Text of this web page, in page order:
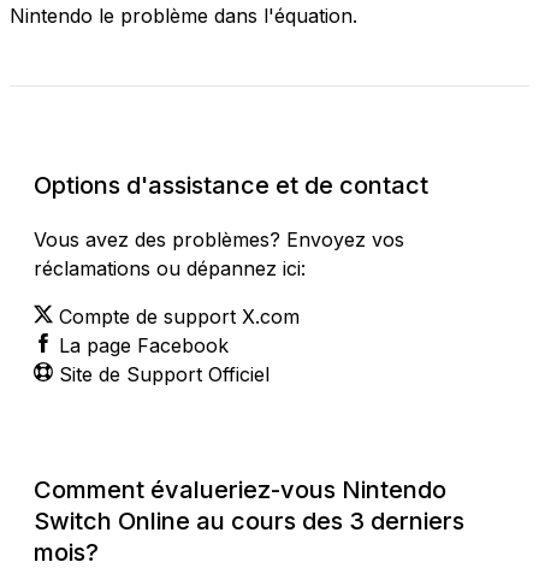
Nintendo le problème dans l'équation.
Options d'assistance et de contact
Vous avez des problèmes? Envoyez vos
réclamations ou dépannez ici:
Compte de support X.com
La page Facebook
Site de Support Officiel
Comment évalueriez-vous Nintendo
Switch Online au cours des 3 derniers
mois?